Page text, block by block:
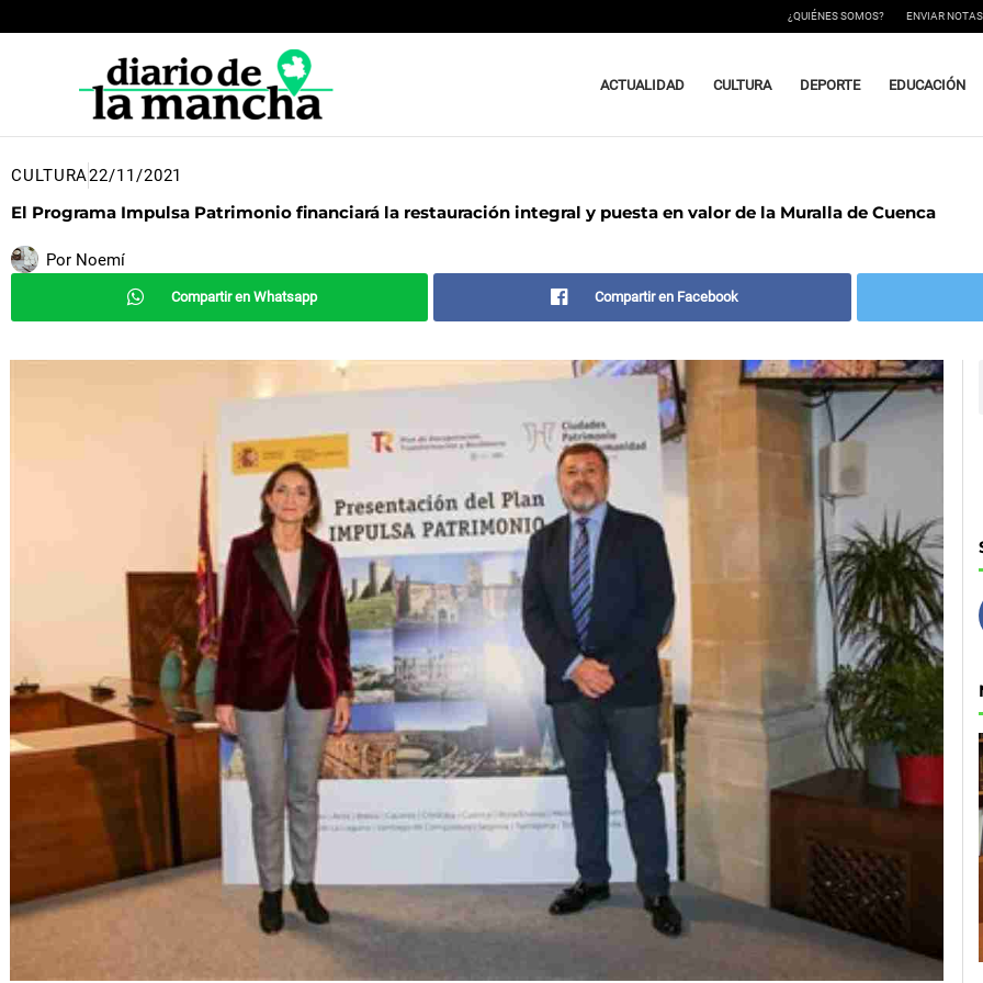
al
¿QUIÉNES SOMOS? ENVIAR
ACTUALIDAD CULTURA DEPORTE EDUCACIÓN
CULTURA22/11/2021
El Programa Impulsa Patrimonio financiará la restauración integral y puesta en valor de la Muralla de Cuenca
Por Noemí
Compartir en Whatsapp Compartir en Facebook